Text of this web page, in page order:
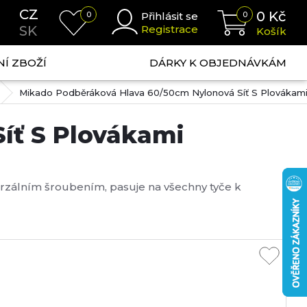
CZ
SK
0
Přihlásit se
Registrace
0 0 Kč
Košík
ZBOŽÍ DÁRKY K OBJEDNÁVKÁM
Mikado Podběráková Hlava 60/50cm Nylonová Síť S Plovákami
S Plovákami
šroubením, pasuje na všechny tyče k